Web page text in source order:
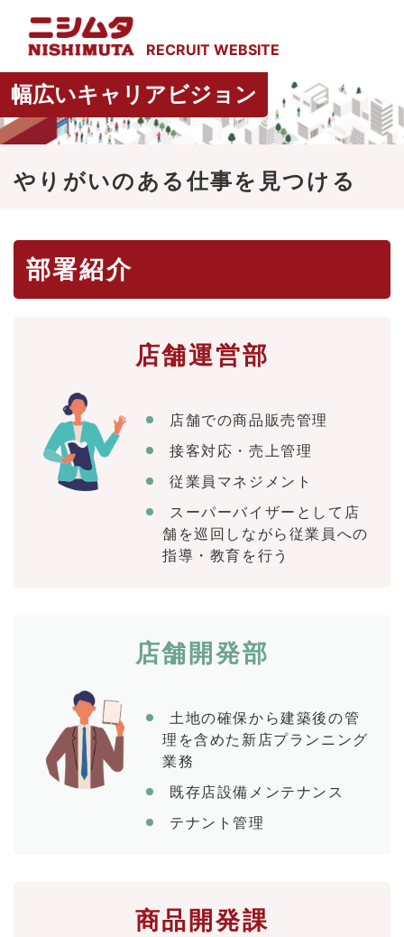
幅広いキャリアビジョン
やりがいのある仕事を見つける
部署紹介
店舗運営部
店舗での商品販売管理
接客対応・売上管理
従業員マネジメント
スーパーバイザーとして店
舗を巡回しながら従業員への
指導・教育を行う
店舗開発部
土地の確保から建築後の管
理を含めた新店プランニング
業務
既存店設備メンテナンス
テナント管理
商品開発課